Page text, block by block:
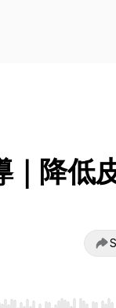
｜降低